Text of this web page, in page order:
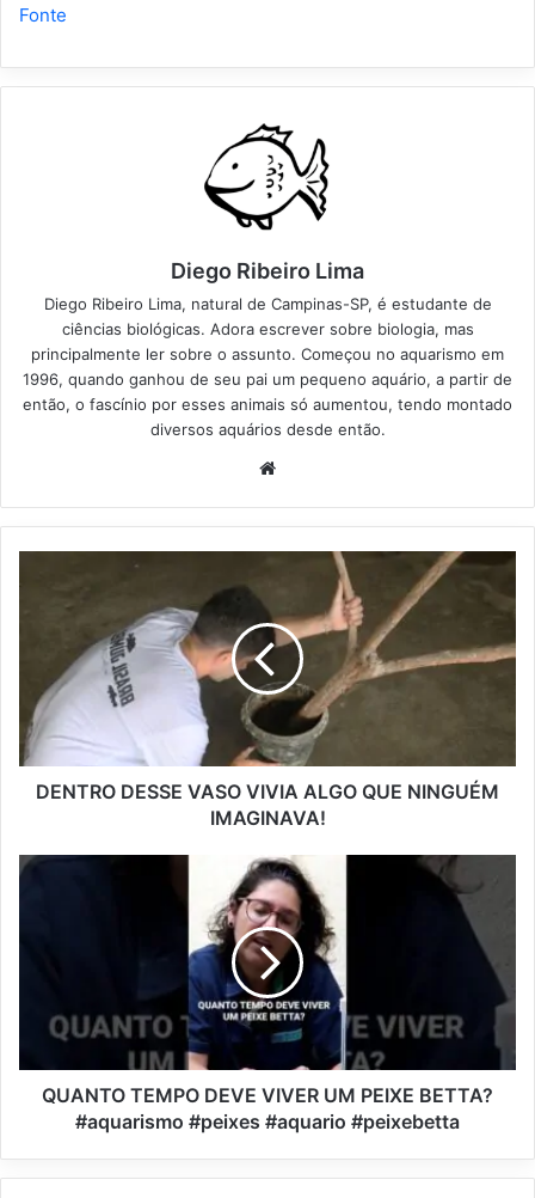
Fonte
Diego Ribeiro Lima
Diego Ribeiro Lima, natural de Campinas-SP, é estudante de
ciências biológicas. Adora escrever sobre biologia, mas
principalmente ler sobre o assunto. Começou no aquarismo em
1996, quando ganhou de seu pai um pequeno aquário, a partir de
então, o fascínio por esses animais só aumentou, tendo montado
diversos aquários desde então.
Website
DENTRO DESSE VASO VIVIA ALGO QUE NINGUÉM
IMAGINAVA!
QUANTO TEMPO DEVE VIVER UM PEIXE BETTA?
#aquarismo #peixes #aquario #peixebetta